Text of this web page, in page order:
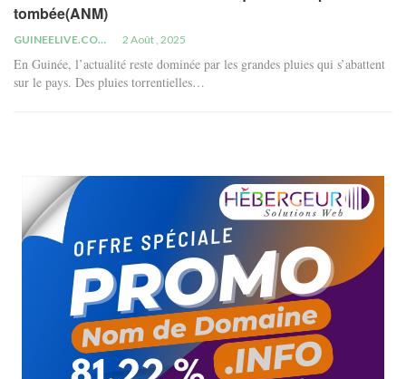
tombée(ANM)
GUINEELIVE.COM 2 Août , 2025
En Guinée, l’actualité reste dominée par les grandes pluies qui s’abattent
sur le pays. Des pluies torrentielles…